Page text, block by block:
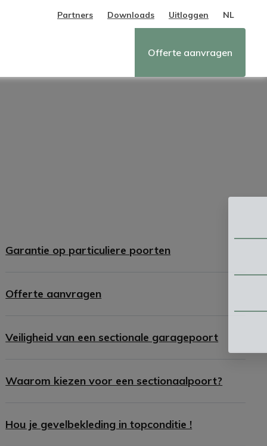
Partners Downloads Uitloggen NL
Offerte aanvragen
Garantie op particuliere poorten
Offerte aanvragen
Veiligheid van een sectionale garagepoort
Waarom kiezen voor een sectionaalpoort?
Hou je gevelbekleding in topconditie !